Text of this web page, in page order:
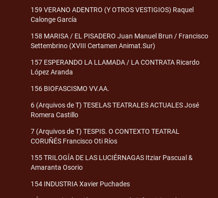
159 VERANO ADENTRO (Y OTROS VESTIGIOS) Raquel
Calonge García
158 MARISA / EL PISADERO Juan Manuel Brun / Francisco
Settembrino (XVIII Certamen Animat.Sur)
157 ESPERANDO LA LLAMADA / LA CONTRATA Ricardo
López Aranda
156 BIOFASCISMO VV.AA.
6 (Arquivos de T) TESELAS TEATRALES ACTUALES José
Romera Castillo
7 (Arquivos de T) TESPIS. O CONTEXTO TEATRAL
CORUÑÉS Francisco Oti Ríos
155 TRILOGÍA DE LAS LUCIÉRNAGAS Itziar Pascual &
Amaranta Osorio
154 INDUSTRIA Xavier Puchades